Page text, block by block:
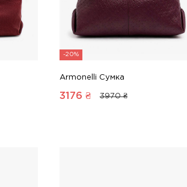
-20%
Armonelli Сумка
3176 ₴ 3970 ₴